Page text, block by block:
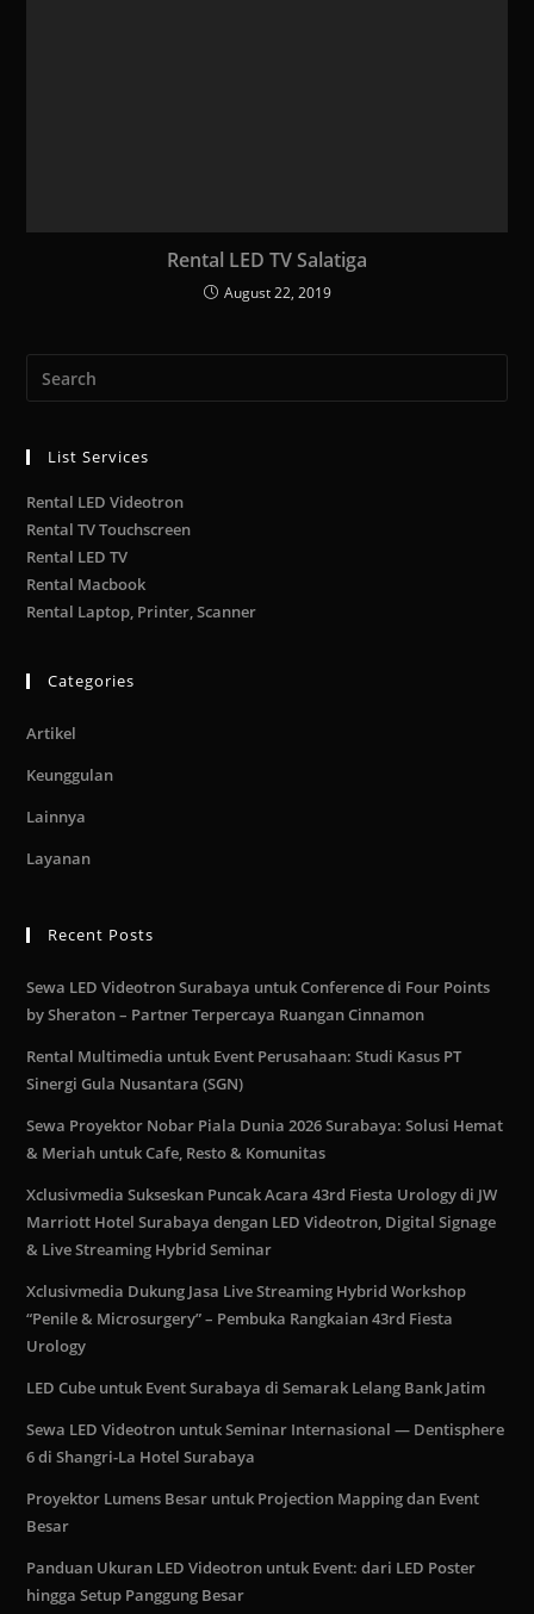
Rental LED TV Salatiga
August 22, 2019
List Services
Rental LED Videotron
Rental TV Touchscreen
Rental LED TV
Rental Macbook
Rental Laptop, Printer, Scanner
Categories
Artikel
Keunggulan
Lainnya
Layanan
Recent Posts
Sewa LED Videotron Surabaya untuk Conference di Four Points
by Sheraton – Partner Terpercaya Ruangan Cinnamon
Rental Multimedia untuk Event Perusahaan: Studi Kasus PT
Sinergi Gula Nusantara (SGN)
Sewa Proyektor Nobar Piala Dunia 2026 Surabaya: Solusi Hemat
& Meriah untuk Cafe, Resto & Komunitas
Xclusivmedia Sukseskan Puncak Acara 43rd Fiesta Urology di JW
Marriott Hotel Surabaya dengan LED Videotron, Digital Signage
& Live Streaming Hybrid Seminar
Xclusivmedia Dukung Jasa Live Streaming Hybrid Workshop
“Penile & Microsurgery” – Pembuka Rangkaian 43rd Fiesta
Urology
LED Cube untuk Event Surabaya di Semarak Lelang Bank Jatim
Sewa LED Videotron untuk Seminar Internasional — Dentisphere
6 di Shangri-La Hotel Surabaya
Proyektor Lumens Besar untuk Projection Mapping dan Event
Besar
Panduan Ukuran LED Videotron untuk Event: dari LED Poster
hingga Setup Panggung Besar